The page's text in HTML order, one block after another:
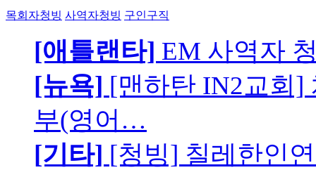
목회자청빙 사역자청빙 구인구직
[애틀랜타] EM 사역자
[뉴욕] [맨하탄 IN2교회]
부(영어…
[기타] [청빙] 칠레한인